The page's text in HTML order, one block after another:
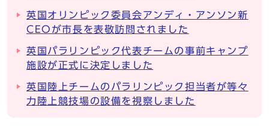
英国オリンピック委員会アンディ・アンソン新
CEOが市長を表敬訪問されました
英国パラリンピック代表チームの事前キャンプ
施設が正式に決定しました
英国陸上チームのパラリンピック担当者が等々
力陸上競技場の設備を視察しました